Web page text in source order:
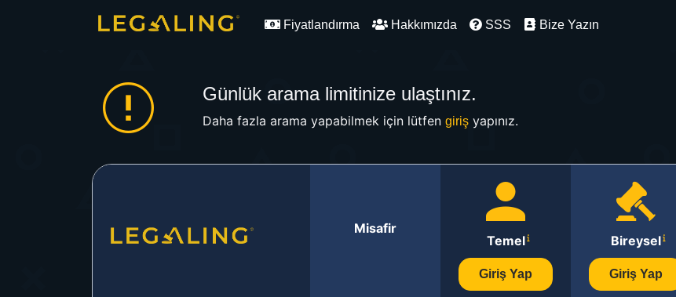
Fiyatlandırma Hakkımızda SSS Bize Yazın
Günlük arama limitinize ulaştınız.
Daha fazla arama yapabilmek için lütfen girişyapınız.
Misafir
Temel
Giriş Yap
Bireysel
Giriş Yap